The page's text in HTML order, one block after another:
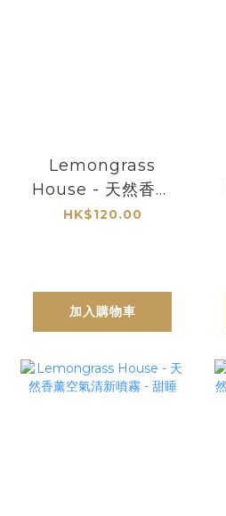
Lemongrass
House - 天然香薰
空氣清新噴霧 - 檸
HK$120.00
加入購物車